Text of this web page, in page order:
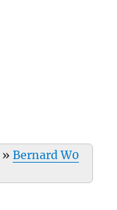
»Bernard W0